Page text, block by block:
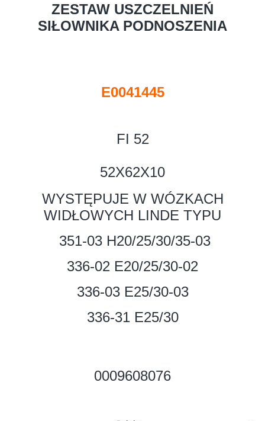
ZESTAW USZCZELNIEŃ
SIŁOWNIKA PODNOSZENIA
E0041445
FI 52
52X62X10
WYSTĘPUJE W WÓZKACH
WIDŁOWYCH LINDE TYPU
351-03 H20/25/30/35-03
336-02 E20/25/30-02
336-03 E25/30-03
336-31 E25/30
0009608076